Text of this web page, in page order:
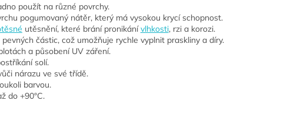
použít na různé povrchy.
pogumovaný nátěr, který má vysokou krycí schopnost.
utěsnění, které brání pronikánívlhkosti, rzi a korozi.
částic, což umožňuje rychle vyplnit praskliny a díry.
a působení UV záření.
solí.
nárazu ve své třídě.
barvou.
do +90°C.